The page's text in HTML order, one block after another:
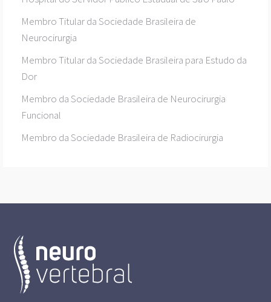
Membro Titular da Sociedade Brasileira de
Neurocirurgia
Membro Titular da Sociedade Brasileira para Estudo da
Dor
Membro da Sociedade Brasileira de Neurocirurgia
Funcional
Membro da Sociedade Brasileira de Radiocirurgia